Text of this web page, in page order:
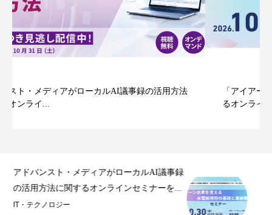
「アイアール技術者教育研究所」水電解を基礎から学べ
るオンラインセミナ...
「アイアール技術者教育研究所」水電解を基
礎から学べるオンラインセミナーを開催